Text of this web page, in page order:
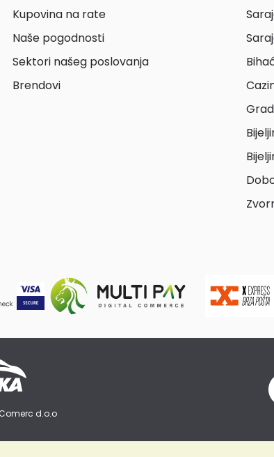
Kupovina na rate
Naše pogodnosti
Sektori našeg poslovanja
Brendovi
d.o.o